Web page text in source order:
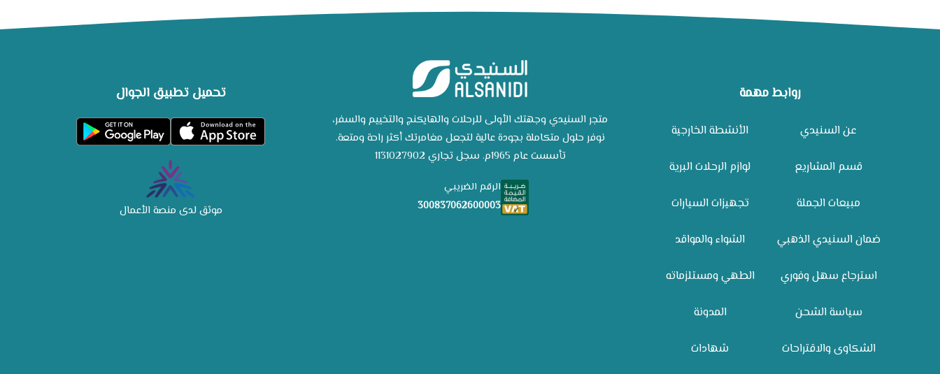
روابط مهمة
عن السنيدي
قسم المشاريع
مبيعات الجملة
ضمان السنيدي الذهبي
استرجاع سهل وفوري
سياسة الشحن
الشكاوى والاقتراحات
الأنشطة الخارجية
لوازم الرحلات البرية
تجهيزات السيارات
الشواء والمواقد
الطهي ومستلزماته
المدونة
شهادات
متجر السنيدي وجهتك الأولى للرحلات والهايكنج والتخييم والسفر،
نوفر حلول متكاملة بجودة عالية لتجعل مغامرتك أكثر راحة ومتعة.
تأسست عام 1965م. سجل تجاري 1131027902
الرقم الضريبي
300837062600003
تحميل تطبيق الجوال
موثق لدى منصة الأعمال